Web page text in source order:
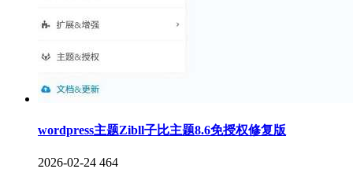
wordpress主题Zibll子比主题8.6免授权修复版
2026-02-24 464